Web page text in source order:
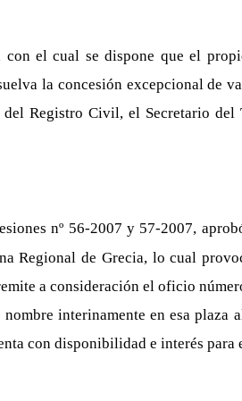
el cual se dispone que el
la concesión excepcional de
Registro Civil, el Secretario
nº 56-2007 y 57-2007,
Regional de Grecia, lo cual
a consideración el oficio
interinamente en esa plaza
con disponibilidad e interés